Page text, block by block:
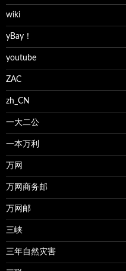
wiki
yBay！
youtube
ZAC
zh_CN
一大二公
一本万利
万网
万网商务邮
万网邮
三峡
三年自然灾害